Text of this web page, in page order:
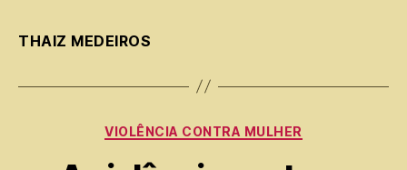
THAIZ MEDEIROS
VIOLÊNCIA CONTRA MULHER